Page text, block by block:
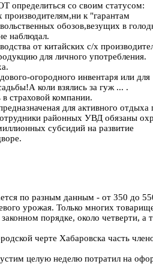
определиться со своим статусом:
к "гарантам
обозов,везущих в
наблюдал.
от китайских с/х
для личного употребления.
огородного инвентаря или для
коли взялись за гуж ... .
страховой компании.
для активного отдыха
районных УВД обязаны
субсидий на развитие
по разным данным - от 350 до
урожая. Только многих
порядке, около четверти,
черте Хабаровска часть
целую неделю потратил на